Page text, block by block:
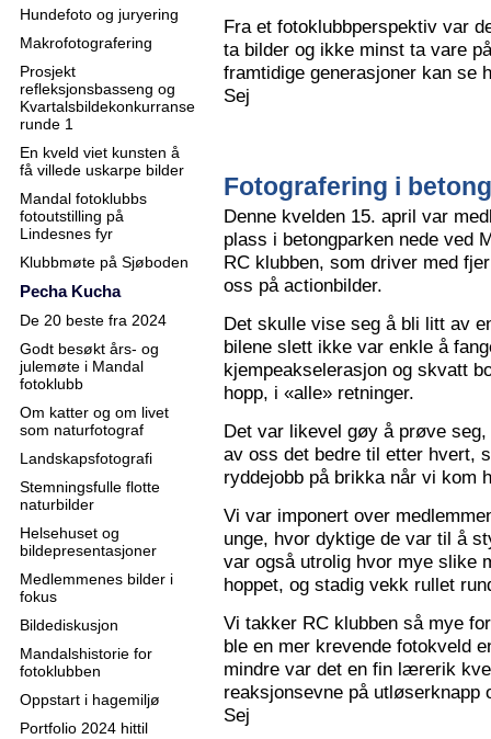
Hundefoto og juryering
Makrofotografering
Prosjekt
refleksjonsbasseng og
Kvartalsbildekonkurranse
runde 1
En kveld viet kunsten å
få villede uskarpe bilder
Mandal fotoklubbs
fotoutstilling på
Lindesnes fyr
Klubbmøte på Sjøboden
Pecha Kucha
De 20 beste fra 2024
Godt besøkt års- og
julemøte i Mandal
fotoklubb
Om katter og om livet
som naturfotograf
Landskapsfotografi
Stemningsfulle flotte
naturbilder
Helsehuset og
bildepresentasjoner
Medlemmenes bilder i
fokus
Bildediskusjon
Mandalshistorie for
fotoklubben
Oppstart i hagemiljø
Portfolio 2024 hittil
Fra et fotoklubbperspektiv var
ta bilder og ikke minst ta vare
framtidige generasjoner kan se
Sej
Fotografering i
Denne kvelden 15. april var
plass i betongparken nede ved
RC klubben, som driver med
oss på actionbilder.
Det skulle vise seg å bli litt av
bilene slett ikke var enkle å
kjempeakselerasjon og skvatt
hopp, i «alle» retninger.
Det var likevel gøy å prøve
av oss det bedre til etter hvert,
ryddejobb på brikka når vi kom
Vi var imponert over
unge, hvor dyktige de var til å
var også utrolig hvor mye slike
hoppet, og stadig vekk rullet
Vi takker RC klubben så mye
ble en mer krevende fotokveld
mindre var det en fin lærerik
reaksjonsevne på utløserknapp
Sej